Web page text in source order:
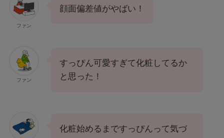
ファン
顔面偏差値がやばい！
ファン
すっぴん可愛すぎて化粧してるか
と思った！
化粧始めるまですっぴんって気づ